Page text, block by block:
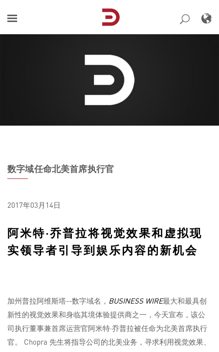
content
数字域任命北美首席执行官
2017年03月14日
阿米特·乔普拉将视觉效果和虚拟现
实领导者引导到娱乐内容的新机会
加州普拉阿维斯塔--数字域名， BUSINESS WIRE最大和最具创
新性的视觉效果和身临其境体验提供商之一，今天宣布，该公
司执行董事兼首席运营官阿米特·乔普拉被任命为北美首席执行
官。 Chopra 先生将指导公司的北美业务，寻求利用视觉效果、